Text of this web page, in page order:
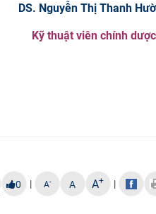
DS. Nguyễn Thị Thanh
Kỹ thuật viên chính dược
0 | A- A A+ |